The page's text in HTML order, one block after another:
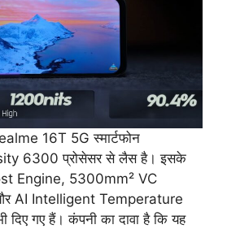
16T 5G स्मार्टफोन
6300 प्रोसेसर से लैस है। इसके
Engine, 5300mm² VC
AI Intelligent Temperature
गए हैं। कंपनी का दावा है कि यह